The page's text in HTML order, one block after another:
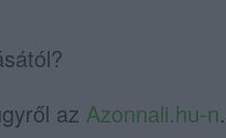
az Azonnali.hu-n.